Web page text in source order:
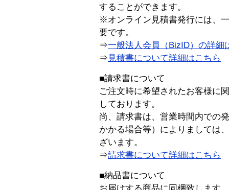
することができます。
※オンライン見積書発行には、
要です。
⇒一般法人会員（BizID）の詳細
⇒ 見積書について詳細はこちら
■請求書について
ご注文時に希望されたお客様に
しております。
尚、請求書は、営業時間内での
かかる場合等）によりましては
ざいます。
⇒請求書について詳細はこちら
■納品書について